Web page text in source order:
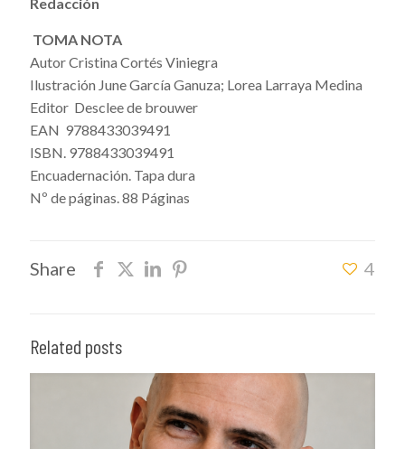
TOMA NOTA
Autor Cristina Cortés Viniegra
Ilustración June García Ganuza; Lorea Larraya Medina
Editor Desclee de brouwer
EAN 9788433039491
ISBN. 9788433039491
Encuadernación. Tapa dura
Nº de páginas. 88 Páginas
Share 4
Related posts